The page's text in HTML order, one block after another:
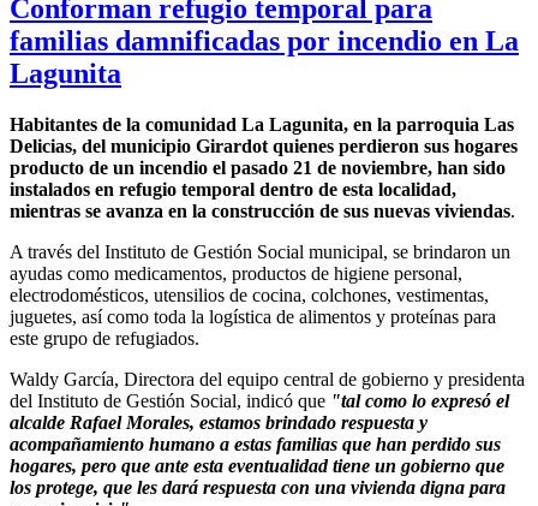
Conforman refugio temporal para
familias damnificadas por incendio en La
Lagunita
Habitantes de la comunidad La Lagunita, en la parroquia Las
Delicias, del municipio Girardot quienes perdieron sus hogares
producto de un incendio el pasado 21 de noviembre, han sido
instalados en refugio temporal dentro de esta localidad,
mientras se avanza en la construcción de sus nuevas viviendas.
A través del Instituto de Gestión Social municipal, se brindaron un
ayudas como medicamentos, productos de higiene personal,
electrodomésticos, utensilios de cocina, colchones, vestimentas,
juguetes, así como toda la logística de alimentos y proteínas para
este grupo de refugiados.
Waldy García, Directora del equipo central de gobierno y presidenta
del Instituto de Gestión Social, indicó que "tal como lo expresó el
alcalde Rafael Morales, estamos brindado respuesta y
acompañamiento humano a estas familias que han perdido sus
hogares, pero que ante esta eventualidad tiene un gobierno que
los protege, que les dará respuesta con una vivienda digna para